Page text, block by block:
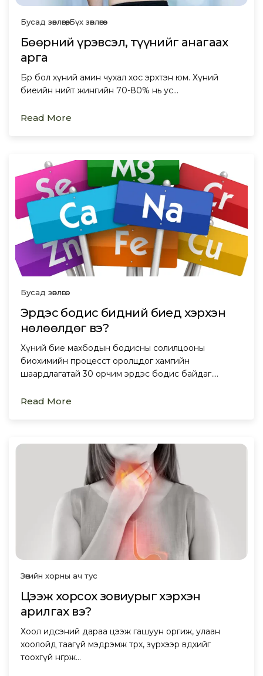
Бусад зөвлөгөө,Бүх зөвлөгөө
Бөөрний үрэвсэл, түүнийг анагаах
арга
Бөөр бол хүний амин чухал хос эрхтэн юм. Хүний
биеийн нийт жингийн 70-80% нь ус…
Read More
Бусад зөвлөгөө
Эрдэс бодис бидний биед хэрхэн
нөлөөлдөг вэ?
Хүний бие махбодын бодисны солилцооны
биохимийн процесст оролцдог хамгийн
шаардлагатай 30 орчим эрдэс бодис байдаг.…
Read More
Зөгийн хорны ач тус
Цээж хорсох зовиурыг хэрхэн
арилгах вэ?
Хоол идсэний дараа цээж гашуун оргиж, улаан
хоолойд таагүй мэдрэмж төрөх, зүрхээр өвдөхийг
тоохгүй өнгөрөөж…